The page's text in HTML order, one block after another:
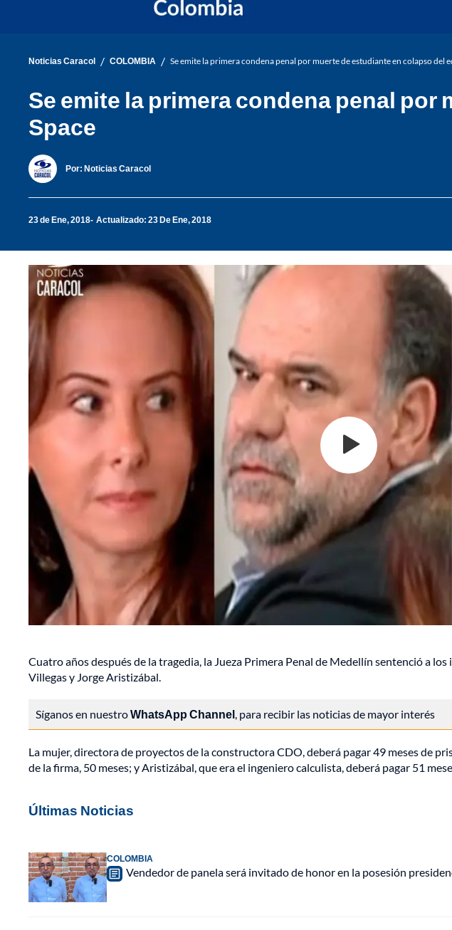
Noticias Caracol / COLOMBIA / Se emite la primera condena penal por muerte de estudiante en colapso del
Se emite la primera condena penal
Space
Por: Noticias Caracol
23 de Ene, 2018 Actualizado: 23 De Ene, 2018
Cuatro años después de la tragedia, la Jueza Primera Penal de Medellín sentenció a
Villegas y Jorge Aristizábal.
Síganos en nuestroWhatsApp Channel, para recibir las noticias de mayor interés
La mujer, directora de proyectos de la constructora CDO, deberá pagar 49 meses de
de la firma, 50 meses; y Aristizábal, que era el ingeniero calculista, deberá pagar 51
Últimas Noticias
COLOMBIA
Vendedor de panela será invitado de honor en la posesión